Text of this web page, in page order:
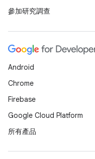
參加研究調查
Android
Chrome
Firebase
Google Cloud Platform
所有產品